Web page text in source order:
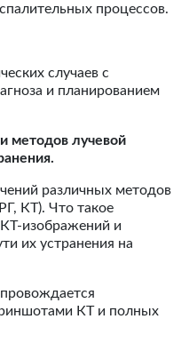
процессов.
случаев с
и планированием
методов лучевой
различных методов
КТ). Что такое
изображений и
их устранения на
КТ и полных